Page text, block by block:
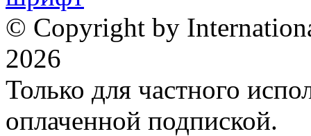
© Copyright by
2026
Только для частного
оплаченной подпиской.